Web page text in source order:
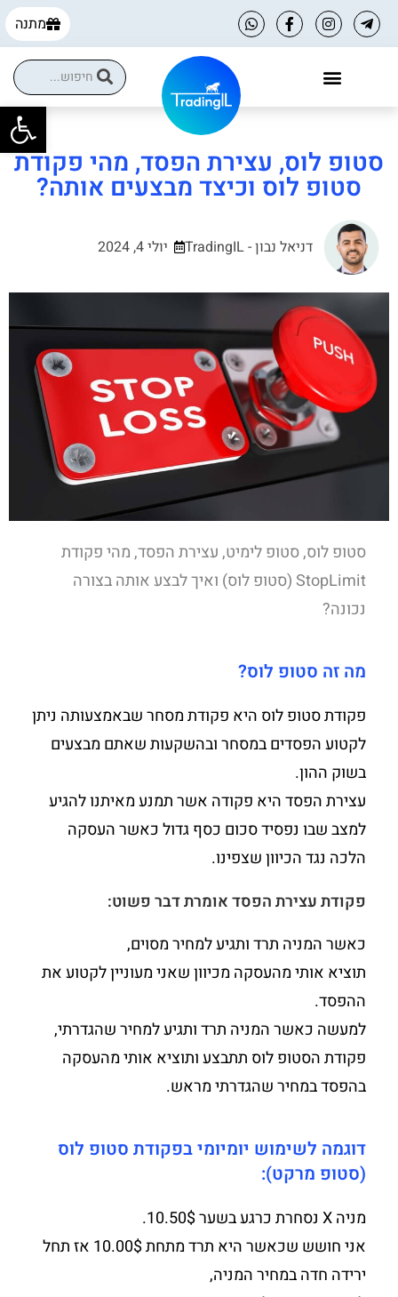
מתנה
סטופ לוס, עצירת הפסד, מהי פקודת
סטופ לוס וכיצד מבצעים אותה?
דניאל נבון - TradingIL יולי 4, 2024
סטופ לוס, סטופ לימיט, עצירת הפסד, מהי פקודת
StopLimit (סטופ לוס) ואיך לבצע אותה בצורה
נכונה?
מה זה סטופ לוס?
פקודת סטופ לוס היא פקודת מסחר שבאמצעותה ניתן
לקטוע הפסדים במסחר ובהשקעות שאתם מבצעים
בשוק ההון.
עצירת הפסד היא פקודה אשר תמנע מאיתנו להגיע
למצב שבו נפסיד סכום כסף גדול כאשר העסקה
הלכה נגד הכיוון שצפינו.
פקודת עצירת הפסד אומרת דבר פשוט:
כאשר המניה תרד ותגיע למחיר מסוים,
תוציא אותי מהעסקה מכיוון שאני מעוניין לקטוע את
ההפסד.
למעשה כאשר המניה תרד ותגיע למחיר שהגדרתי,
פקודת הסטופ לוס תתבצע ותוציא אותי מהעסקה
בהפסד במחיר שהגדרתי מראש.
דוגמה לשימוש יומיומי בפקודת סטופ לוס
(סטופ מרקט):
מניה X נסחרת כרגע בשער 10.50$.
אני חושש שכאשר היא תרד מתחת 10.00$ אז תחל
ירידה חדה במחיר המניה,